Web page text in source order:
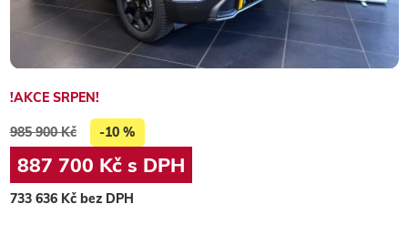
!AKCE SRPEN!
985 900 Kč -10 %
887 700 Kč s DPH
733 636 Kč bez DPH